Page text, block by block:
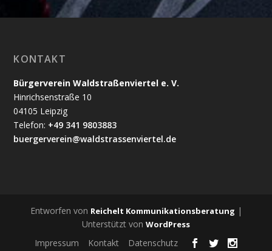
KONTAKT
Bürgerverein Waldstraßenviertel e. V.
Hinrichsenstraße 10
04105 Leipzig
Telefon: +49 341 9803883
buergerverein@waldstrassenviertel.de
Entworfen von Reichelt Kommunikationsberatung |
Unterstützt von WordPress
Impressum Kontakt Datenschutz